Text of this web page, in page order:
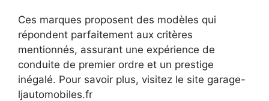
Ces marques proposent des modèles qui
répondent parfaitement aux critères
mentionnés, assurant une expérience de
conduite de premier ordre et un prestige
inégalé. Pour savoir plus, visitez le site garage-
ljautomobiles.fr